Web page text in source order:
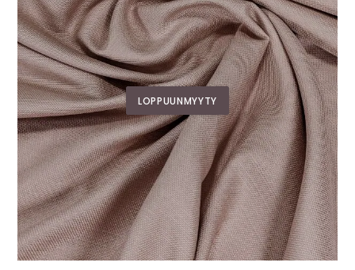
LOPPUUNMYYTY